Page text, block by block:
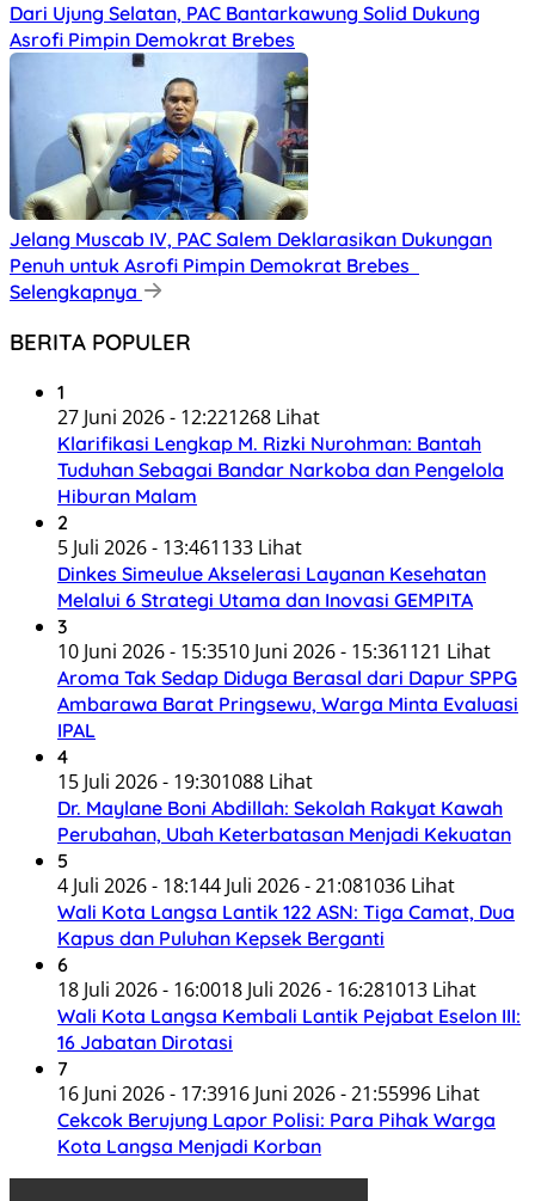
Dari Ujung Selatan, PAC Bantarkawung Solid Dukung
Asrofi Pimpin Demokrat Brebes
Jelang Muscab IV, PAC Salem Deklarasikan Dukungan
Penuh untuk Asrofi Pimpin Demokrat Brebes
Selengkapnya
BERITA POPULER
1
27 Juni 2026 - 12:221268 Lihat
Klarifikasi Lengkap M. Rizki Nurohman: Bantah
Tuduhan Sebagai Bandar Narkoba dan Pengelola
Hiburan Malam
2
5 Juli 2026 - 13:461133 Lihat
Dinkes Simeulue Akselerasi Layanan Kesehatan
Melalui 6 Strategi Utama dan Inovasi GEMPITA
3
10 Juni 2026 - 15:3510 Juni 2026 - 15:361121 Lihat
Aroma Tak Sedap Diduga Berasal dari Dapur SPPG
Ambarawa Barat Pringsewu, Warga Minta Evaluasi
IPAL
4
15 Juli 2026 - 19:301088 Lihat
Dr. Maylane Boni Abdillah: Sekolah Rakyat Kawah
Perubahan, Ubah Keterbatasan Menjadi Kekuatan
5
4 Juli 2026 - 18:144 Juli 2026 - 21:081036 Lihat
Wali Kota Langsa Lantik 122 ASN: Tiga Camat, Dua
Kapus dan Puluhan Kepsek Berganti
6
18 Juli 2026 - 16:0018 Juli 2026 - 16:281013 Lihat
Wali Kota Langsa Kembali Lantik Pejabat Eselon III:
16 Jabatan Dirotasi
7
16 Juni 2026 - 17:3916 Juni 2026 - 21:55996 Lihat
Cekcok Berujung Lapor Polisi: Para Pihak Warga
Kota Langsa Menjadi Korban